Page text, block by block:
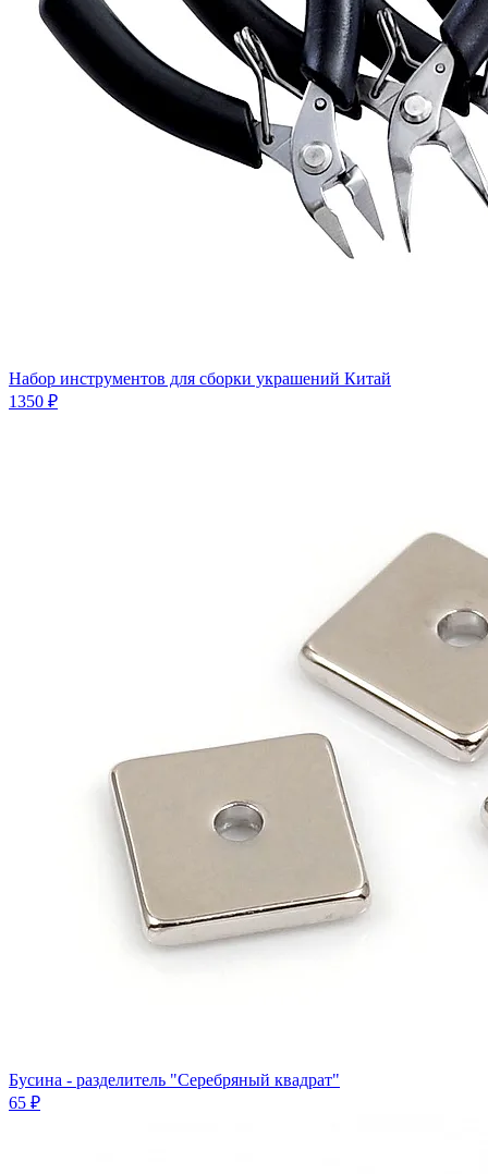
Набор инструментов для сборки украшений Китай
1350 ₽
Бусина - разделитель "Серебряный квадрат"
65 ₽